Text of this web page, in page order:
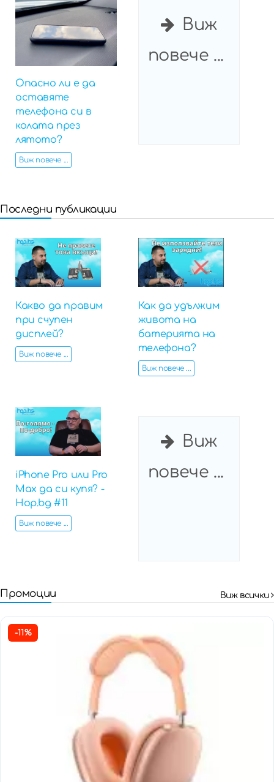
Опасно ли е да
оставяте
телефона си в
колата през
лятото?
Виж повече ...
Виж
повече ...
Последни публикации
Какво да правим
при счупен
дисплей?
Виж повече ...
Как да удължим
живота на
батерията на
телефона?
Виж повече ...
iPhone Pro или Pro
Max да си купя? -
Hop.bg #11
Виж повече ...
Виж
повече ...
Промоции Виж всички
-11%